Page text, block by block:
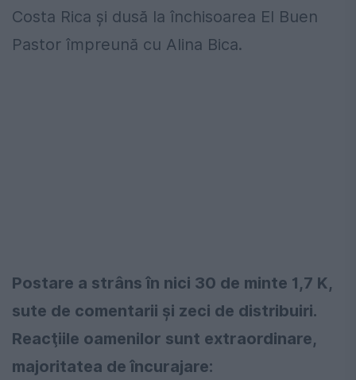
Costa Rica şi dusă la închisoarea El Buen
Pastor împreună cu Alina Bica.
Postare a strâns în nici 30 de minte 1,7 K,
sute de comentarii şi zeci de distribuiri.
Reacţiile oamenilor sunt extraordinare,
majoritatea de încurajare: